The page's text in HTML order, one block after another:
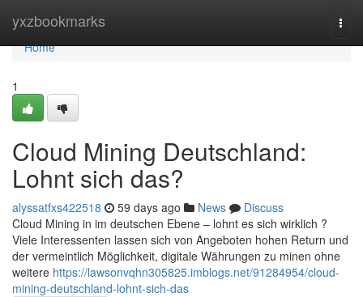
yxzbookmarks
Home
Home
1
Cloud Mining Deutschland:
Lohnt sich das?
alyssatfxs422518 59 days ago News
Discuss
Cloud Mining in im deutschen Ebene – lohnt es sich wirklich ?
Viele Interessenten lassen sich von Angeboten hohen Return und
der vermeintlich Möglichkeit, digitale Währungen zu minen ohne
weitere https://lawsonvqhn305825.imblogs.net/91284954/cloud-
mining-deutschland-lohnt-sich-das